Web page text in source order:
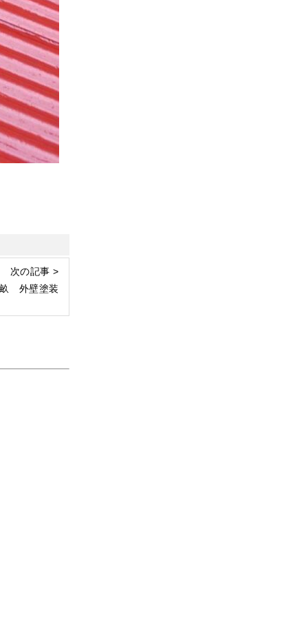
次の記事 >
外壁塗装